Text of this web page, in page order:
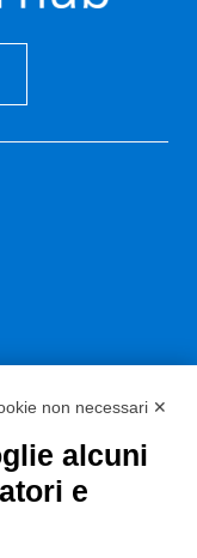
non necessari ✕
alcuni
e